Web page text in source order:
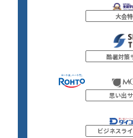
大会
酷暑対策
思い出
ビジネスラ